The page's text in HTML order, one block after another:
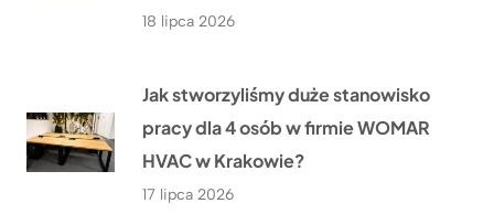
18 lipca 2026
Jak stworzyliśmy duże stanowisko
pracy dla 4 osób w firmie WOMAR
HVAC w Krakowie?
17 lipca 2026